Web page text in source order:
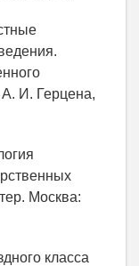
А. И. Герцена,
Москва:
класса